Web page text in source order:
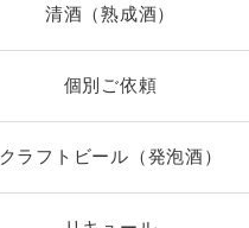
清酒（熟成酒）
個別ご依頼
クラフトビール（発泡酒）